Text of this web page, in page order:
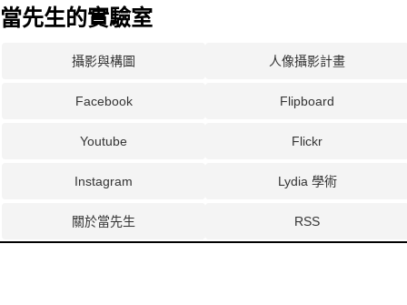
當先生的實驗室
攝影與構圖 人像攝影計畫
Facebook Flipboard
Youtube Flickr
Instagram Lydia 學術
關於當先生 RSS